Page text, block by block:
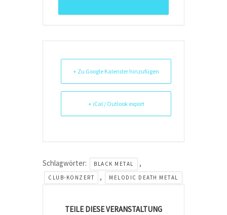
+ Zu Google Kalender hinzufügen
+ iCal / Outlook export
Schlagwörter: BLACK METAL ,
CLUB-KONZERT , MELODIC DEATH METAL
TEILE DIESE VERANSTALTUNG